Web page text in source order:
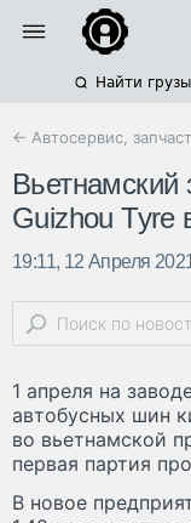
Найти грузы
← Автосервис,
Вьетнамский
Guizhou
19:11, 12 Апреля
1 апреля на
автобусных шин
во вьетнамской
первая партия
В новое